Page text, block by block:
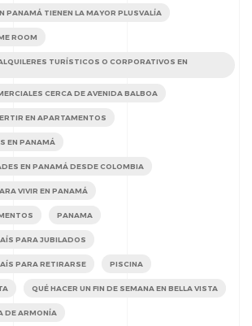
PANAMÁ TIENEN LA MAYOR PLUSVALÍA
ROOM
TURÍSTICOS O CORPORATIVOS EN
CERCA DE AVENIDA BALBOA
EN APARTAMENTOS
EN PANAMÁ
EN PANAMÁ DESDE COLOMBIA
VIVIR EN PANAMÁ
PANAMA
PARA JUBILADOS
PARA RETIRARSE PISCINA
QUÉ HACER UN FIN DE SEMANA EN BELLA VISTA
DE ARMONÍA